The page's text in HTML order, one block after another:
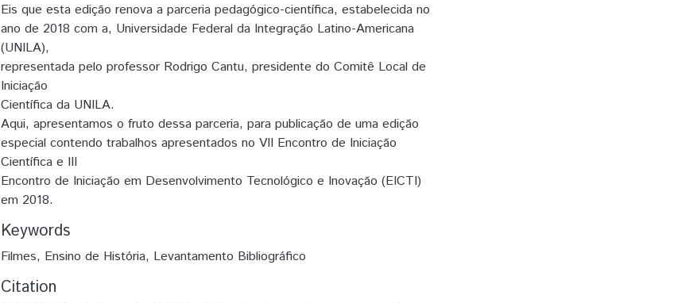
Eis que esta edição renova a parceria pedagógico-científica, estabelecida no
ano de 2018 com a, Universidade Federal da Integração Latino-Americana
(UNILA),
representada pelo professor Rodrigo Cantu, presidente do Comitê Local de
Iniciação
Científica da UNILA.
Aqui, apresentamos o fruto dessa parceria, para publicação de uma edição
especial contendo trabalhos apresentados no VII Encontro de Iniciação
Científica e III
Encontro de Iniciação em Desenvolvimento Tecnológico e Inovação (EICTI)
em 2018.
Keywords
Filmes, Ensino de História, Levantamento Bibliográfico
Citation